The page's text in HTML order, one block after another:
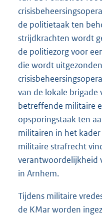
de politietaak ten
strijdkrachten wordt
de politiezorg voor
die wordt
van de lokale brigade
betreffende militaire
opsporingstaak ten
militairen in het
militaire strafrecht
verantwoordelijkheid
in Arnhem.
Tijdens militaire
de KMar worden